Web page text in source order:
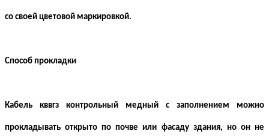
со своей цветовой маркировкой.
Способ прокладки
Кабель кввгз контрольный медный с заполнением можно
прокладывать открыто по почве или фасаду здания, но он не